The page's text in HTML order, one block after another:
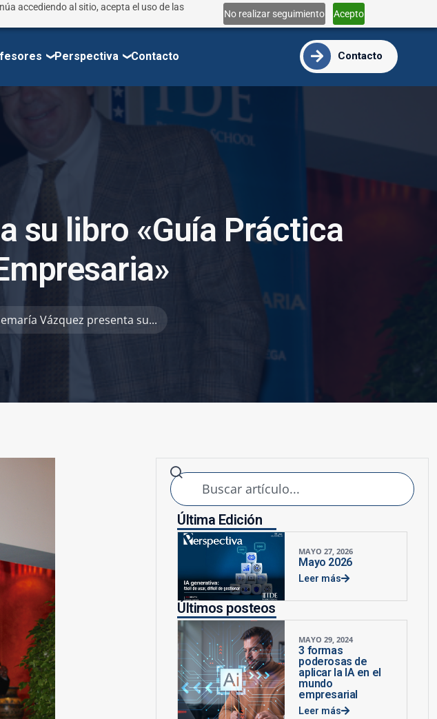
accediendo al sitio, acepta el uso de las
No realizar seguimiento Acepto
Lun - Vie 9:00 - 18:00 info@ide.edu.ec
Perspectiva Contacto Contacto
a su libro «Guía Práctica
mpresaria»
Vázquez presenta su...
Última Edición
MAYO 27, 2026
Mayo 2026
Leer más
Últimos posteos
MAYO 29, 2024
3 formas
poderosas de
aplicar la IA en el
mundo
empresarial
Leer más